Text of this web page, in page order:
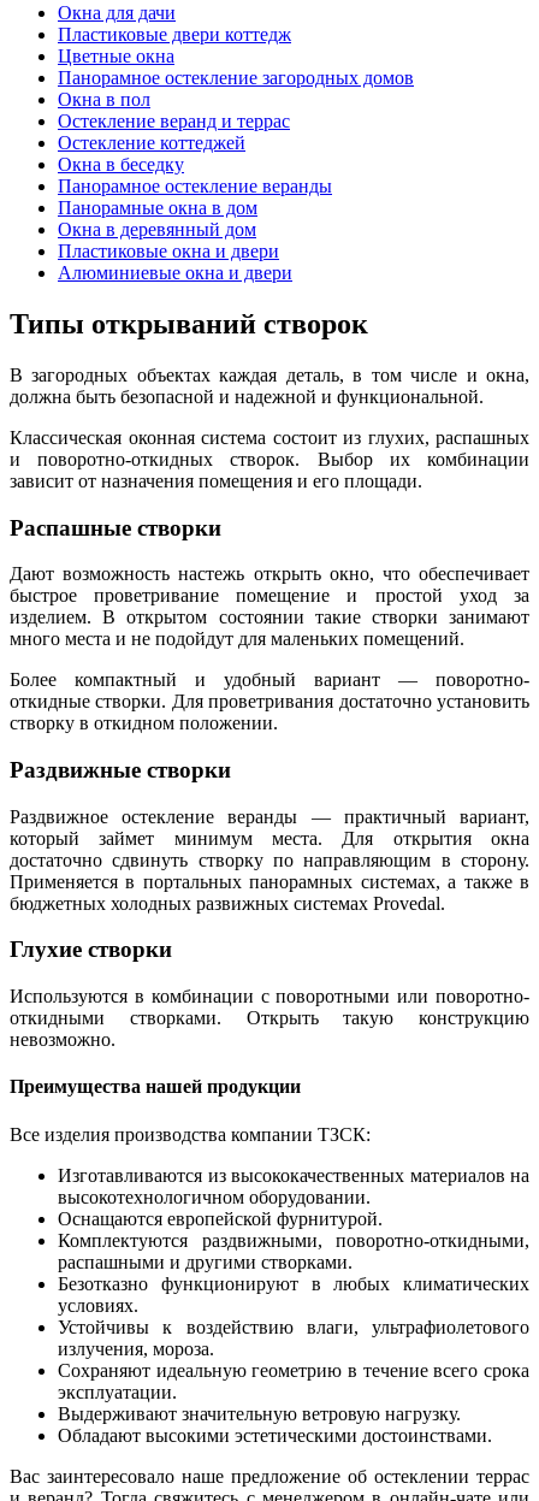
Окна для дачи
Пластиковые двери коттедж
Цветные окна
Панорамное остекление загородных домов
Окна в пол
Остекление веранд и террас
Остекление коттеджей
Окна в беседку
Панорамное остекление веранды
Панорамные окна в дом
Окна в деревянный дом
Пластиковые окна и двери
Алюминиевые окна и двери
Типы открываний створок
В загородных объектах каждая деталь, в том числе и окна,
должна быть безопасной и надежной и функциональной.
Классическая оконная система состоит из глухих, распашных
и поворотно-откидных створок. Выбор их комбинации
зависит от назначения помещения и его площади.
Распашные створки
Дают возможность настежь открыть окно, что обеспечивает
быстрое проветривание помещение и простой уход за
изделием. В открытом состоянии такие створки занимают
много места и не подойдут для маленьких помещений.
Более компактный и удобный вариант — поворотно-
откидные створки. Для проветривания достаточно установить
створку в откидном положении.
Раздвижные створки
Раздвижное остекление веранды — практичный вариант,
который займет минимум места. Для открытия окна
достаточно сдвинуть створку по направляющим в сторону.
Применяется в портальных панорамных системах, а также в
бюджетных холодных развижных сиcтемах Provedal.
Глухие створки
Используются в комбинации с поворотными или поворотно-
откидными створками. Открыть такую конструкцию
невозможно.
Преимущества нашей продукции
Все изделия производства компании ТЗСК:
Изготавливаются из высококачественных материалов на
высокотехнологичном оборудовании.
Оснащаются европейской фурнитурой.
Комплектуются раздвижными, поворотно-откидными,
распашными и другими створками.
Безотказно функционируют в любых климатических
условиях.
Устойчивы к воздействию влаги, ультрафиолетового
излучения, мороза.
Сохраняют идеальную геометрию в течение всего срока
эксплуатации.
Выдерживают значительную ветровую нагрузку.
Обладают высокими эстетическими достоинствами.
Вас заинтересовало наше предложение об остеклении террас